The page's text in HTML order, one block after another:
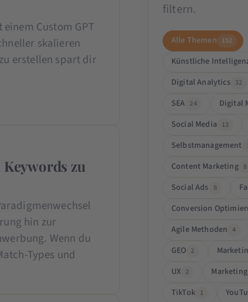
Custom GPT
skalieren
erstellen spart dir
zu
hin zur
Wenn du
Types und
filtern.
Alle Themen 152
Künstliche
Digital Analytics 32
SEA 24 Digital
Social Media 13
Selbstmanagement
Content Marketing 8
Social Ads 8
Conversion
Agile Methoden 4
GEO 2
UX 2
TikTok 1